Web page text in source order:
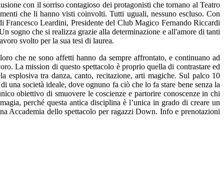
con il sorriso contagioso dei protagonisti che tornano al Teatro
che li hanno visti coinvolti. Tutti uguali, nessuno escluso. Con
Leardini, Presidente del Club Magico Fernando Riccardi
sogno che si realizza grazie alla determinazione e all'amore di tanti
svolto per la sua tesi di laurea.
che ne sono affetti hanno da sempre affrontato, e continuano ad
La mission di questo spettacolo è proprio quella di contrastare ed
esplosiva tra danza, canto, recitazione, arti magiche. Sul palco 10
una società ideale, dove ognuno fa ciò che lo fa stare bene senza la
obiettivo di smuovere le coscienze e partorire conoscenze in chi
perché questa antica disciplina è l’unica in grado di creare un
Accademia dello spettacolo per ragazzi Down. Info e prenotazioni